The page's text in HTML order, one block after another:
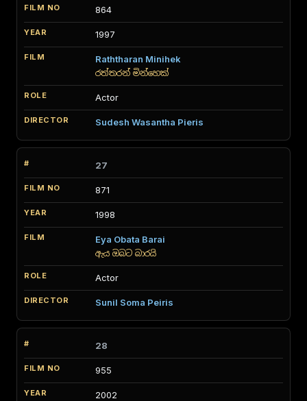
864
1997
Raththaran Minihek
රත්තරන් මින්හෙක්
Actor
Sudesh Wasantha Pieris
27
871
1998
Eya Obata Barai
ඇය ඔබට බාරයි
Actor
Sunil Soma Peiris
28
955
2002